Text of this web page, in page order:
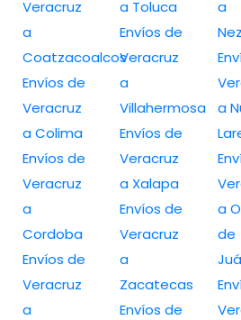
Veracruz
a
Coatzacoalcos
Envíos de
Veracruz
a Colima
Envíos de
Veracruz
a
Cordoba
Envíos de
Veracruz
a
a Toluca
Envíos de
Veracruz
a
Villahermosa
Envíos de
Veracruz
a Xalapa
Envíos de
Veracruz
a
Zacatecas
Envíos de
a
a
a
de